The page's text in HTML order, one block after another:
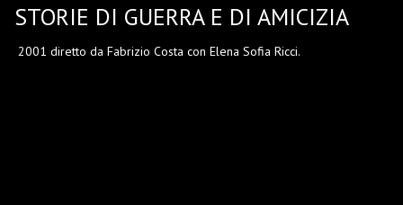
STORIE DI GUERRA E DI AMICIZIA
2001 diretto da Fabrizio Costa con Elena Sofia Ricci.